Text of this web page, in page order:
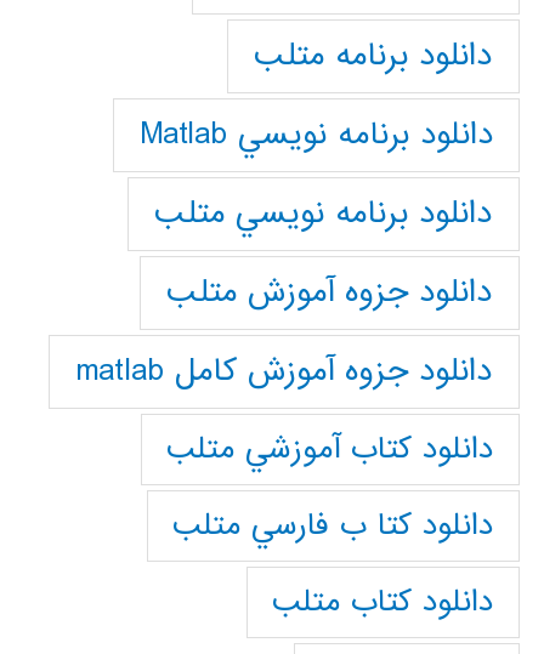
دانلود برنامه متلب
دانلود برنامه نويسي Matlab
دانلود برنامه نويسي متلب
دانلود جزوه آموزش متلب
دانلود جزوه آموزش کامل matlab
دانلود كتاب آموزشي متلب
دانلود كتا ب فارسي متلب
دانلود كتاب متلب